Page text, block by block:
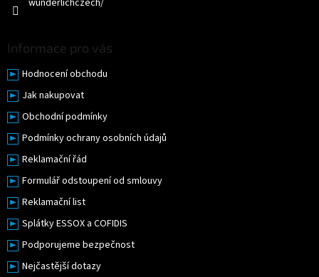
wunderlichczech/
Informace pro vás
Hodnocení obchodu
Jak nakupovat
Obchodní podmínky
Podmínky ochrany osobních údajů
Reklamační řád
Formulář odstoupení od smlouvy
Reklamační list
Splátky ESSOX a COFIDIS
Podporujeme bezpečnost
Nejčastější dotazy